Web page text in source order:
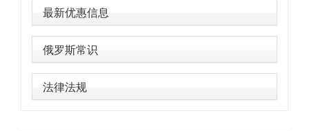
最新优惠信息
俄罗斯常识
法律法规